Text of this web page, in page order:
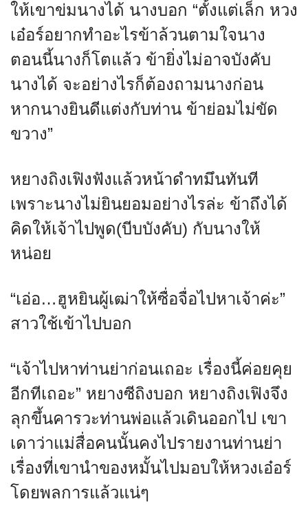
ให้เขาข่มนางได้ นางบอก “ตั้งแต่เล็ก หวง
เอ๋อร์อยากทำอะไรข้าล้วนตามใจนาง
ตอนนี้นางก็โตแล้ว ข้ายิ่งไม่อาจบังคับ
นางได้ จะอย่างไรก็ต้องถามนางก่อน
หากนางยินดีแต่งกับท่าน ข้าย่อมไม่ขัด
ขวาง”
หยางถิงเฟิงฟังแล้วหน้าดำทมึนทันที
เพราะนางไม่ยินยอมอย่างไรล่ะ ข้าถึงได้
คิดให้เจ้าไปพูด(บีบบังคับ) กับนางให้
หน่อย
“เอ่อ…ฮูหยินผู้เฒ่าให้ซื่อจื่อไปหาเจ้าค่ะ”
สาวใช้เข้าไปบอก
“เจ้าไปหาท่านย่าก่อนเถอะ เรื่องนี้ค่อยคุย
อีกทีเถอะ” หยางซีถิงบอก หยางถิงเฟิงจึง
ลุกขึ้นคารวะท่านพ่อแล้วเดินออกไป เขา
เดาว่าแม่สื่อคนนั้นคงไปรายงานท่านย่า
เรื่องที่เขานำของหมั้นไปมอบให้หวงเอ๋อร์
โดยพลการแล้วแน่ๆ